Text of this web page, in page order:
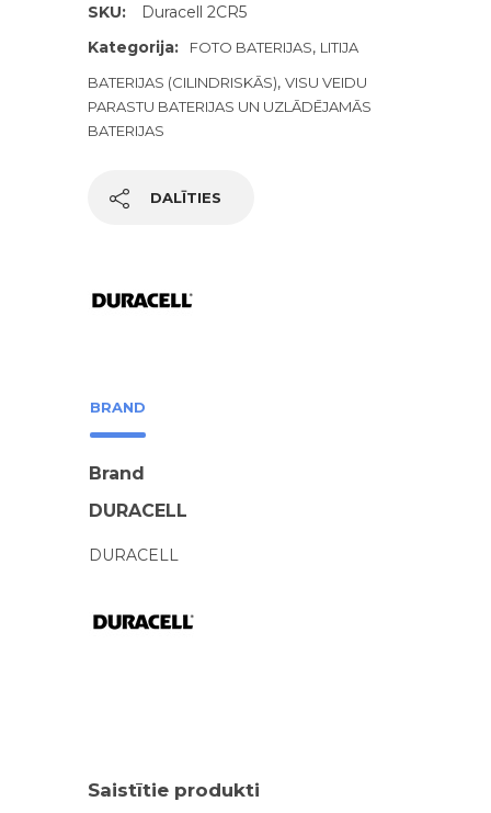
SKU:
Duracell 2CR5
Kategorija:
FOTO BATERIJAS, LITIJA
BATERIJAS (CILINDRISKĀS), VISU VEIDU
PARASTU BATERIJAS UN UZLĀDĒJAMĀS
BATERIJAS
DALĪTIES
BRAND
Brand
DURACELL
DURACELL
Saistītie produkti